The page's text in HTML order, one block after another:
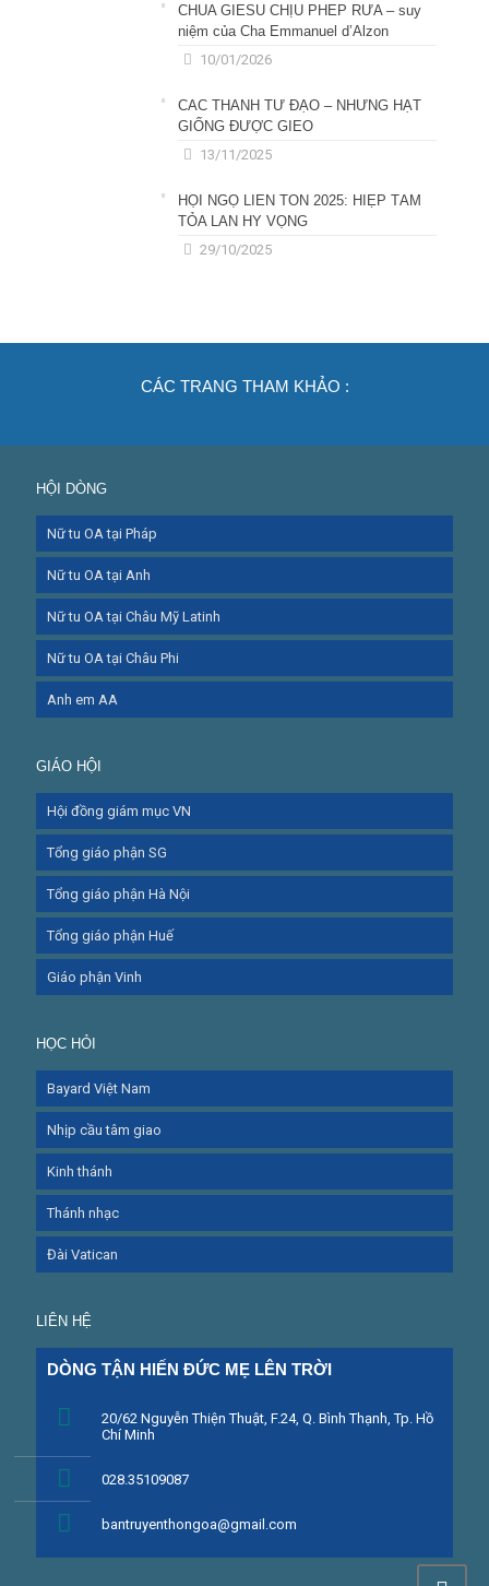
CHÚA GIÊSU CHỊU PHÉP RỬA – suy
niệm của Cha Emmanuel d’Alzon
10/01/2026
CÁC THÁNH TỬ ĐẠO – NHỮNG HẠT
GIỐNG ĐƯỢC GIEO
13/11/2025
HỘI NGỘ LIÊN TÔN 2025: HIỆP TÂM
TỎA LAN HY VỌNG
29/10/2025
CÁC TRANG THAM KHẢO :
HỘI DÒNG
Nữ tu OA tại Pháp
Nữ tu OA tại Anh
Nữ tu OA tại Châu Mỹ Latinh
Nữ tu OA tại Châu Phi
Anh em AA
GIÁO HỘI
Hội đồng giám mục VN
Tổng giáo phận SG
Tổng giáo phận Hà Nội
Tổng giáo phận Huế
Giáo phận Vinh
HỌC HỎI
Bayard Việt Nam
Nhịp cầu tâm giao
Kinh thánh
Thánh nhạc
Đài Vatican
LIÊN HỆ
DÒNG TẬN HIẾN ĐỨC MẸ LÊN TRỜI
20/62 Nguyễn Thiện Thuật, F.24, Q. Bình Thạnh, Tp. Hồ
Chí Minh
028.35109087
bantruyenthongoa@gmail.com